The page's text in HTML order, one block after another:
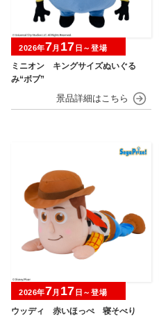
ミニオン キングサイズぬいぐる
み“ボブ”
2026年7月 17 日～登場
ウッディ 赤いほっぺ 寝そべり
2026年7月 17 日～登場